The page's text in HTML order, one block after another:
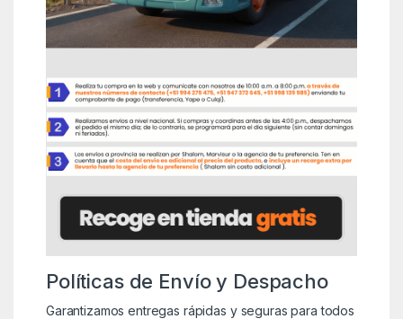
Políticas de Envío y Despacho
Garantizamos entregas rápidas y seguras para todos